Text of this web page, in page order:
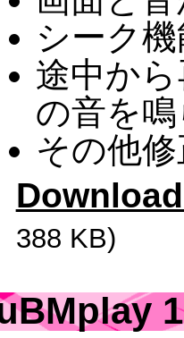
シーク
途中か
の音を
その他
388 KB)